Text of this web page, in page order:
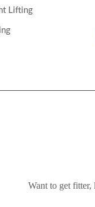
Lifting
Want to get fitter,